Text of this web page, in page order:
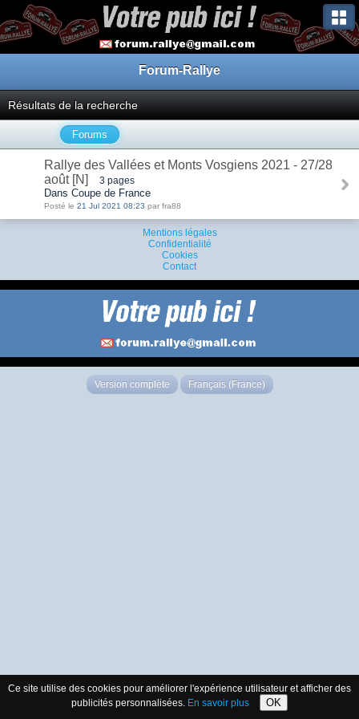
Forum-Rallye
Résultats de la recherche
Forums
Rallye des Vallées et Monts Vosgiens 2021 - 27/28
août [N]
3 pages
Dans Coupe de France
Posté le 21 Jul 2021 08:23 par fra88
Mentions légales
Confidentialité
Cookies
Contact
Version complète Français (France)
Ce site utilise des cookies pour améliorer l'expérience utilisateur et afficher des
publicités personnalisées. En savoir plus OK